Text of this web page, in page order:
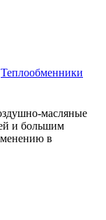
Теплообменники
масляные
и большим
в